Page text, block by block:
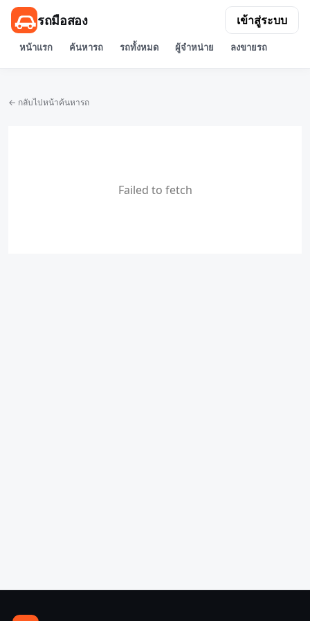
รถมือสอง
หน้าแรก ค้นหารถ รถทั้งหมด ผู้จำหน่าย ลงขายรถ
เข้าสู่ระบบ
← กลับไปหน้าค้นหารถ
Failed to fetch